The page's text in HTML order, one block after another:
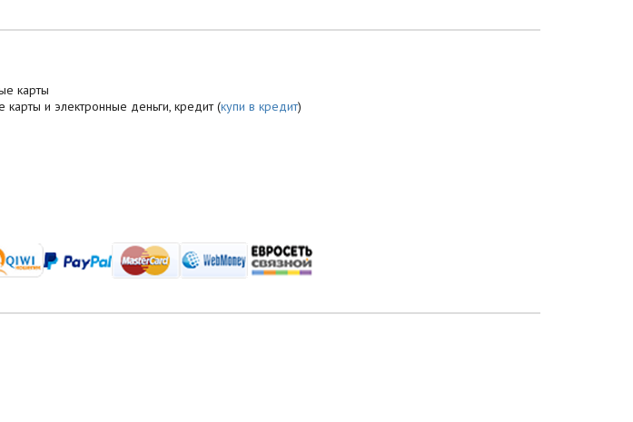
карты
карты и электронные деньги, кредит (купи в кредит)